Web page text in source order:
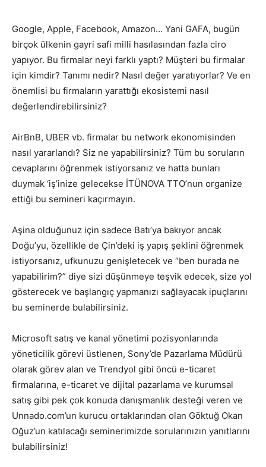
Google, Apple, Facebook, Amazon… Yani GAFA, bugün
birçok ülkenin gayri safi milli hasılasından fazla ciro
yapıyor. Bu firmalar neyi farklı yaptı? Müşteri bu firmalar
için kimdir? Tanımı nedir? Nasıl değer yaratıyorlar? Ve en
önemlisi bu firmaların yarattığı ekosistemi nasıl
değerlendirebilirsiniz?
AirBnB, UBER vb. firmalar bu network ekonomisinden
nasıl yararlandı? Siz ne yapabilirsiniz? Tüm bu soruların
cevaplarını öğrenmek istiyorsanız ve hatta bunları
duymak ‘iş’inize gelecekse İTÜNOVA TTO’nun organize
ettiği bu semineri kaçırmayın.
Aşina olduğunuz için sadece Batı’ya bakıyor ancak
Doğu’yu, özellikle de Çin’deki iş yapış şeklini öğrenmek
istiyorsanız, ufkunuzu genişletecek ve “ben burada ne
yapabilirim?” diye sizi düşünmeye teşvik edecek, size yol
gösterecek ve başlangıç yapmanızı sağlayacak ipuçlarını
bu seminerde bulabilirsiniz.
Microsoft satış ve kanal yönetimi pozisyonlarında
yöneticilik görevi üstlenen, Sony’de Pazarlama Müdürü
olarak görev alan ve Trendyol gibi öncü e-ticaret
firmalarına, e-ticaret ve dijital pazarlama ve kurumsal
satış gibi pek çok konuda danışmanlık desteği veren ve
Unnado.com’un kurucu ortaklarından olan Göktuğ Okan
Oğuz’un katılacağı seminerimizde sorularınızın yanıtlarını
bulabilirsiniz!